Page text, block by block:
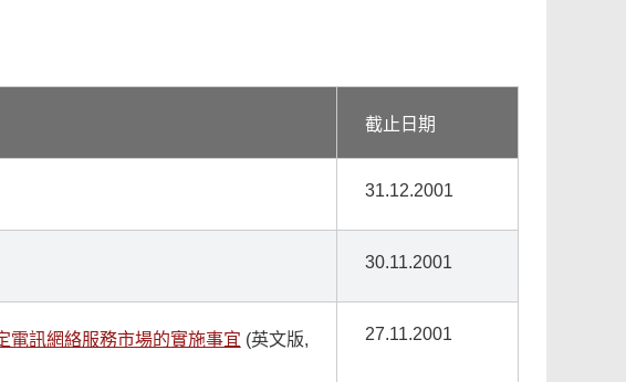
截止日期
31.12.2001
30.11.2001
電訊網絡服務市場的實施事宜 (英文版,
27.11.2001